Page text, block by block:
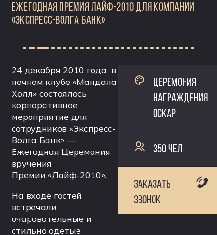
ЕЖЕГОДНАЯ ПРЕМИЯ ЛАЙФ-2010 ДЛЯ КОМПАНИИ
«ЭКСПРЕСС-ВОЛГА БАНК»
24 декабря 2010 года в
ночном клубе «Мандала
Холл» состоялось
корпоративное
мероприятие для
сотрудников «Экспресс-
Волга Банк» —
Ежегодная Церемония
вручения
Премии «Лайф-2010».
На входе гостей
встречали
очаровательные и
стильно одетые
ЦЕРЕМОНИЯ
НАГРАЖДЕНИЯ
ОСКАР
350 ЧЕЛ
ЗАКАЗАТЬ
ЗВОНОК